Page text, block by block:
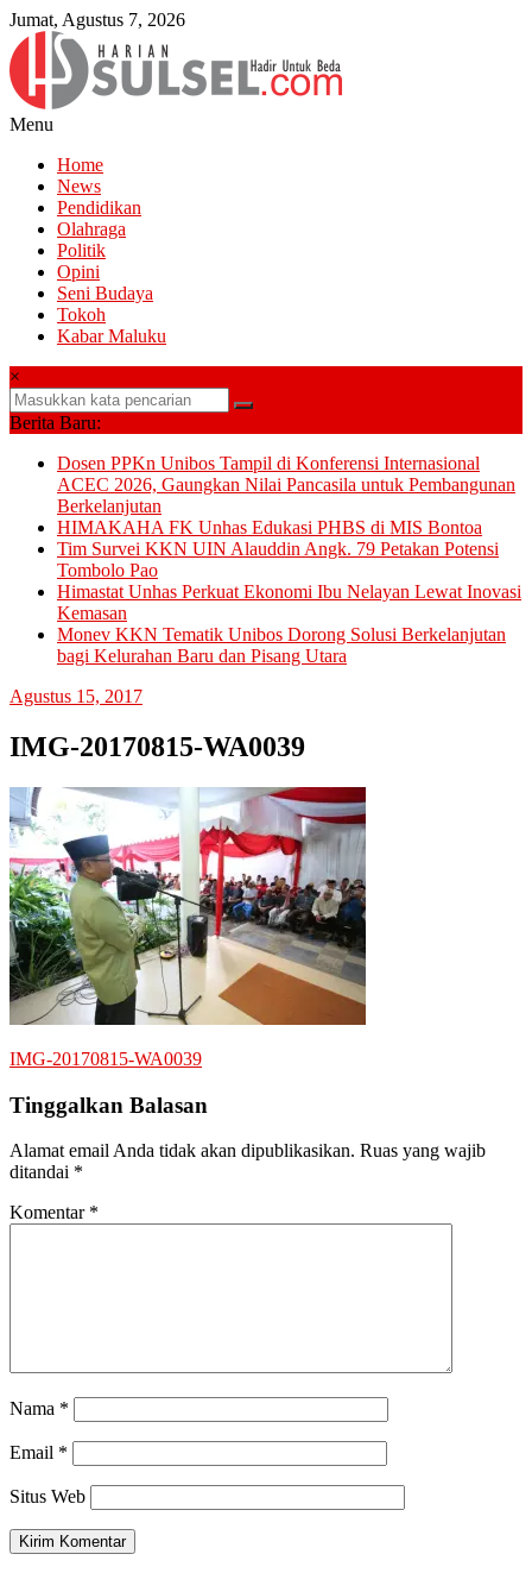
Lompat
ke
konten
Jumat, Agustus 7, 2026
Sulsel
Menu
Home
News
Pendidikan
Olahraga
Politik
Opini
Seni Budaya
Tokoh
Kabar Maluku
×
Berita Baru:
Dosen PPKn Unibos Tampil di Konferensi Internasional
ACEC 2026, Gaungkan Nilai Pancasila untuk Pembangunan
Berkelanjutan
HIMAKAHA FK Unhas Edukasi PHBS di MIS Bontoa
Tim Survei KKN UIN Alauddin Angk. 79 Petakan Potensi
Tombolo Pao
Himastat Unhas Perkuat Ekonomi Ibu Nelayan Lewat Inovasi
Kemasan
Monev KKN Tematik Unibos Dorong Solusi Berkelanjutan
bagi Kelurahan Baru dan Pisang Utara
Agustus 15, 2017
IMG-20170815-WA0039
Navigasi
IMG-20170815-WA0039
Tinggalkan Balasan
Alamat email Anda tidak akan dipublikasikan. Ruas yang wajib
ditandai *
Komentar *
Nama *
Email *
Situs Web